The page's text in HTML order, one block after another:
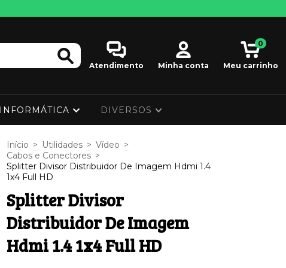
Atendimento Minha conta Meu carrinho
0
INFORMÁTICA DIVERSOS
Início > Utilidades > Vídeo >
Cabos e Conectores >
Splitter Divisor Distribuidor De Imagem Hdmi 1.4
1x4 Full HD
Splitter Divisor
Distribuidor De Imagem
Hdmi 1.4 1x4 Full HD